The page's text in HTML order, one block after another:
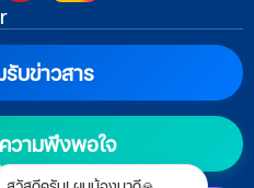
บข่าวสาร
วามพึงพอใจ